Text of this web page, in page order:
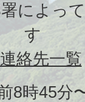
によっ
す
連絡先一覧
8時45分